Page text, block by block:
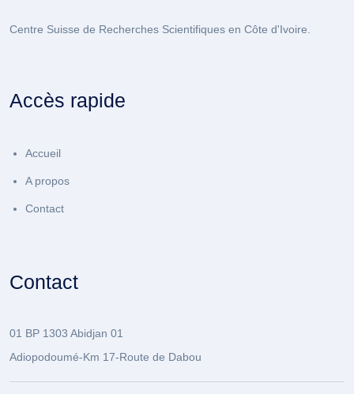
Centre Suisse de Recherches Scientifiques en Côte d'Ivoire.
Accès rapide
Accueil
A propos
Contact
Contact
01 BP 1303 Abidjan 01
Adiopodoumé-Km 17-Route de Dabou